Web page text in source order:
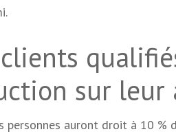
sur leur
personnes auront droit à 10 %